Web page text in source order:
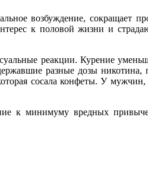
возбуждение, сокращает
к половой жизни и
реакции. Курение
разные дозы никотина,
сосала конфеты. У
к минимуму вредных